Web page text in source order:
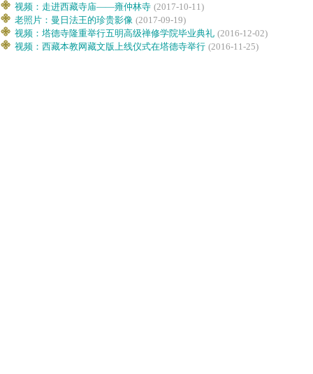
视频：走进西藏寺庙——雍仲林寺 (2017-10-11)
老照片：曼日法王的珍贵影像 (2017-09-19)
视频：塔德寺隆重举行五明高级禅修学院毕业典礼 (2016-12-02)
视频：西藏本教网藏文版上线仪式在塔德寺举行 (2016-11-25)